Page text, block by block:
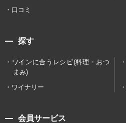
口コミ
探す
ワインに合うレシピ(料理・おつ
まみ)
ワイナリー
会員サービス